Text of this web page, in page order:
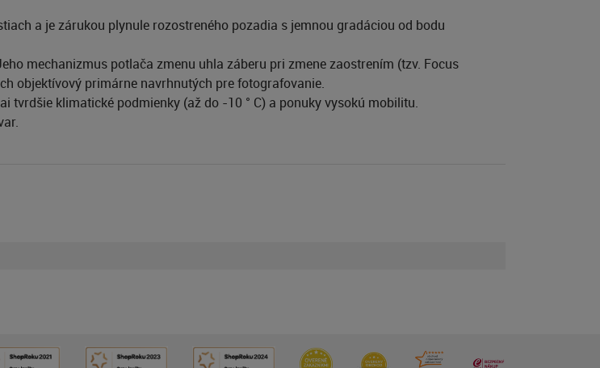
a je zárukou plynule rozostreného pozadia s jemnou gradáciou od bodu
mechanizmus potlača zmenu uhla záberu pri zmene zaostrením (tzv. Focus
objektívový primárne navrhnutých pre fotografovanie.
klimatické podmienky (až do -10 ° C) a ponuky vysokú mobilitu.